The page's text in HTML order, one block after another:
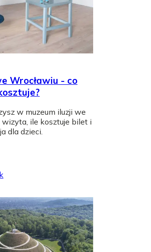
Wrocławiu - co
w muzeum iluzji we
wizyta, ile kosztuje bilet i
dla dzieci.